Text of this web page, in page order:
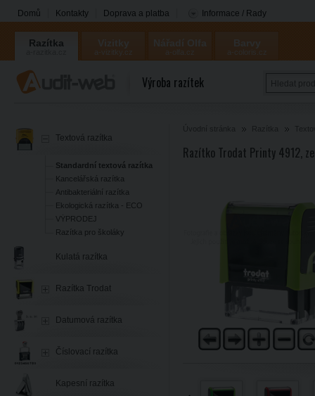
Domů Kontakty Doprava a platba Informace / Rady
Razítka
Coloris
Výroba razítek
Razítko Trodat Printy 4912,
Textová razítka
Standardní textová razítka
Kancelářská razítka
Antibakteriální razítka
Ekologická razítka - ECO
VÝPRODEJ
Razítka pro školáky
Kulatá razítka
Razítka Trodat
Datumová razítka
Číslovací razítka
Kapesní razítka